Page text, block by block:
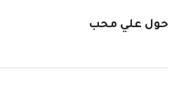
حول علي محب